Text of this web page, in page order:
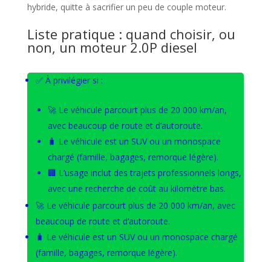
hybride, quitte à sacrifier un peu de couple moteur.
Liste pratique : quand choisir, ou
non, un moteur 2.0P diesel
✅ À privilégier si :
🚀 Le véhicule parcourt plus de 20 000 km/an,
avec beaucoup de route et d’autoroute.
🧳 Le véhicule est un SUV ou un monospace
chargé (famille, bagages, remorque légère).
🏢 L’usage inclut des trajets professionnels longs,
avec une recherche de coût au kilomètre bas.
🚀 Le véhicule parcourt plus de 20 000 km/an, avec
beaucoup de route et d’autoroute.
🧳 Le véhicule est un SUV ou un monospace chargé
(famille, bagages, remorque légère).